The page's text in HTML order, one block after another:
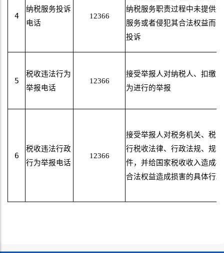
4
纳税服务投诉
电话
12366
纳税服务职责过程中未提供
服务或者侵犯其合法权益而
投诉
5
税收违法行为
举报电话
12366
接受举报人对纳税人、扣缴
为进行的举报
6
税收违法行政
行为举报电话
12366
接受举报人对税务机关、税
行税收法律、行政法规、规
件，并给国家税收收入造成
合法权益造成损害的具体行